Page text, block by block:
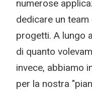
numerose
dedicare un
progetti. A lungo
di quanto
invece, abbiamo
per la nostra